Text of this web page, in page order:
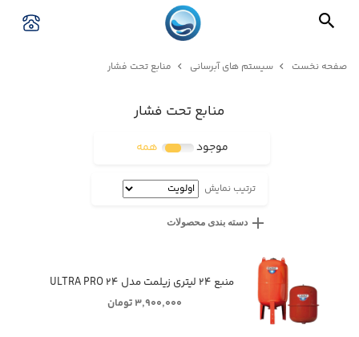
صفحه نخست سیستم های آبرسانی منابع تحت فشار
همه موجود
منابع تحت فشار
ترتیب نمایش
دسته بندی محصولات
منبع ۲۴ لیتری زیلمت مدل ULTRA PRO ۲۴
۳,۹۰۰,۰۰۰ تومان